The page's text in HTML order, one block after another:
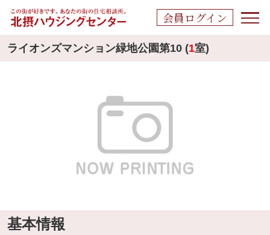
会員ログイン
ライオンズマンション緑地公園第10 (1室)
基本情報